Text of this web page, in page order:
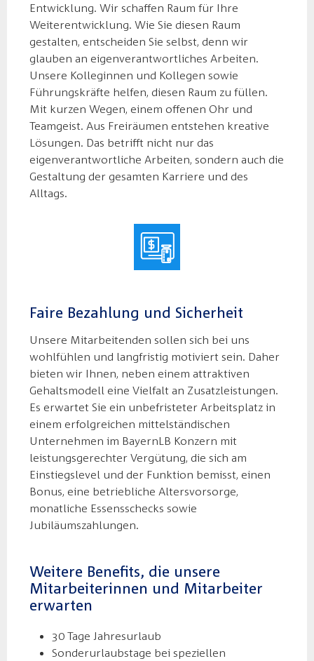
Entwicklung. Wir schaffen Raum für Ihre
Weiterentwicklung. Wie Sie diesen Raum
gestalten, entscheiden Sie selbst, denn wir
glauben an eigenverantwortliches Arbeiten.
Unsere Kolleginnen und Kollegen sowie
Führungskräfte helfen, diesen Raum zu füllen.
Mit kurzen Wegen, einem offenen Ohr und
Teamgeist. Aus Freiräumen entstehen kreative
Lösungen. Das betrifft nicht nur das
eigenverantwortliche Arbeiten, sondern auch die
Gestaltung der gesamten Karriere und des
Alltags.
Faire Bezahlung und Sicherheit
Unsere Mitarbeitenden sollen sich bei uns
wohlfühlen und langfristig motiviert sein. Daher
bieten wir Ihnen, neben einem attraktiven
Gehaltsmodell eine Vielfalt an Zusatzleistungen.
Es erwartet Sie ein unbefristeter Arbeitsplatz in
einem erfolgreichen mittelständischen
Unternehmen im BayernLB Konzern mit
leistungsgerechter Vergütung, die sich am
Einstiegslevel und der Funktion bemisst, einen
Bonus, eine betriebliche Altersvorsorge,
monatliche Essensschecks sowie
Jubiläumszahlungen.
Weitere Benefits, die unsere
Mitarbeiterinnen und Mitarbeiter
erwarten
30 Tage Jahresurlaub
Sonderurlaubstage bei speziellen